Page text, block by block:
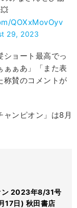
力してくださると嬉しいです！！٩( 'ω' )و💥
QOXxMovOyv
29, 2023
ショート最高でっ
ぁぁあ」「また表
称賛のコメントが
ンピオン」は8月
ン 2023年8/31号
17日) 秋田書店